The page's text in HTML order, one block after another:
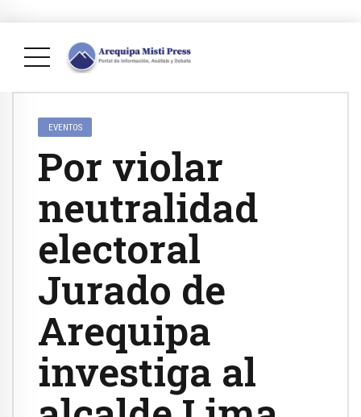
EVENTOS
Por violar
neutralidad
electoral
Jurado de
Arequipa
investiga al